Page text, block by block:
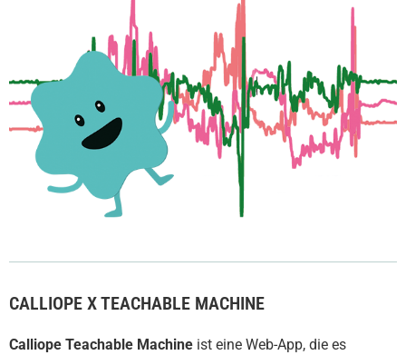
CALLIOPE X TEACHABLE MACHINE
Calliope Teachable Machine ist eine Web-App, die es